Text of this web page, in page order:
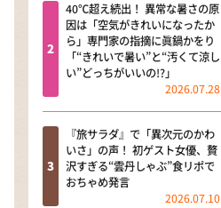
40℃超え続出！ 異常な暑さの原
因は「空気がきれいになったか
ら」専門家の指摘に眞鍋かをり
「“きれいで暑い”と“汚くて涼し
い”どっちがいいの!?」
2026.07.28
『旅サラダ』で「異次元のかわ
いさ」の声！ 初ゲスト女優、贅
沢すぎる“雲丹しゃぶ”食リポで
おちゃめ発言
2026.07.10